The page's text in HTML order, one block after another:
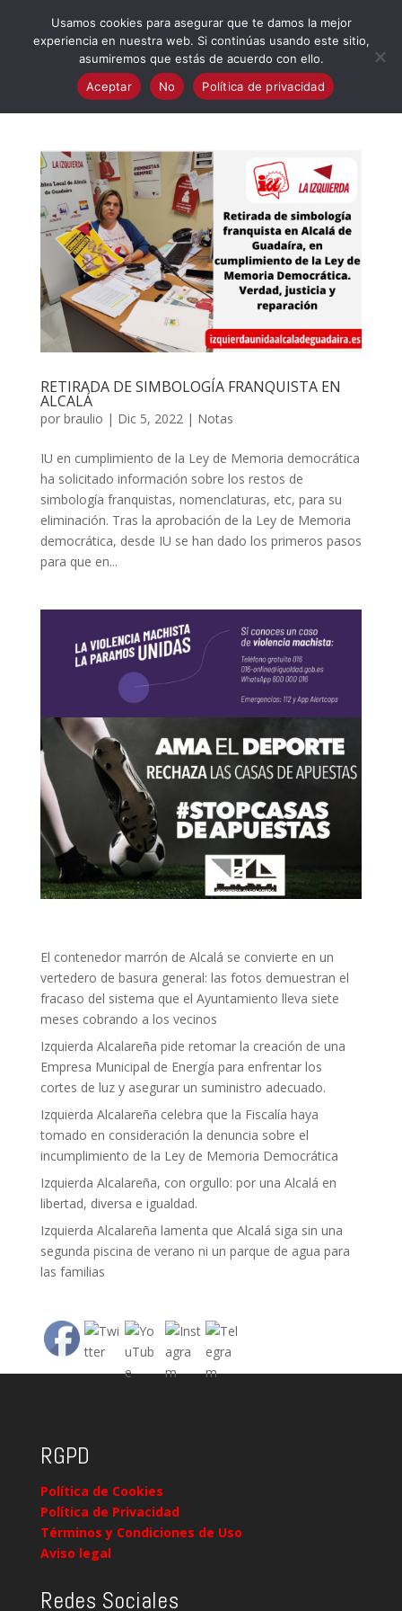
RETIRADA DE SIMBOLOGÍA FRANQUISTA EN
ALCALÁ
por braulio | Dic 5, 2022| Notas
IU en cumplimiento de la Ley de Memoria democrática
ha solicitado información sobre los restos de
simbología franquistas, nomenclaturas, etc, para su
eliminación. Tras la aprobación de la Ley de Memoria
democrática, desde IU se han dado los primeros pasos
para que en...
El contenedor marrón de Alcalá se convierte en un
vertedero de basura general: las fotos demuestran el
fracaso del sistema que el Ayuntamiento lleva siete
meses cobrando a los vecinos
Izquierda Alcalareña pide retomar la creación de una
Empresa Municipal de Energía para enfrentar los
cortes de luz y asegurar un suministro adecuado.
Izquierda Alcalareña celebra que la Fiscalía haya
tomado en consideración la denuncia sobre el
incumplimiento de la Ley de Memoria Democrática
Izquierda Alcalareña, con orgullo: por una Alcalá en
libertad, diversa e igualdad.
Izquierda Alcalareña lamenta que Alcalá siga sin una
segunda piscina de verano ni un parque de agua para
las familias
RGPD
Política de Cookies
Política de Privacidad
Términos y Condiciones de Uso
Aviso legal
Redes Sociales
Usamos cookies para asegurar que te damos la mejor
experiencia en nuestra web. Si continúas usando este sitio,
asumiremos que estás de acuerdo con ello.
Aceptar
No Política de privacidad